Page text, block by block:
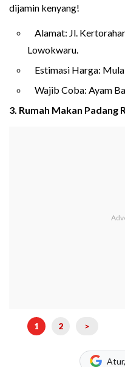
dijamin kenyang!
Alamat: Jl.
Lowokwaru.
Estimasi Harga:
Wajib Coba: Ayam
3. Rumah Makan Padang
1 2 >